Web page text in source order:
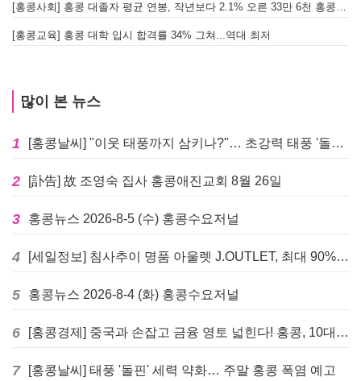
[홍콩사회] 홍콩 대졸자 평균 연봉, 작년보다 2.1% 오른 33만 6천 홍콩달러 기록
[홍콩교육] 홍콩 대학 입시 합격률 34% 그쳐...역대 최저
많이 본 뉴스
1 [홍콩날씨] "이웃 태풍까지 삼키나?"… 초강력 태풍 '돌핀' 세력 재확장
2 [訃告] 故 조영숙 집사 홍콩애진교회 8월 26일
3 홍콩뉴스 2026-8-5 (수) 홍콩수요저널
4 [세일정보] 침사추이 명품 아울렛 J.OUTLET, 최대 90% 빅 세일 진행
5 홍콩뉴스 2026-8-4 (화) 홍콩수요저널
6 [홍콩경제] 중국과 손잡고 금융 영토 넓힌다! 홍콩, 10대 신규 정책 발표
7 [홍콩날씨] 태풍 '돌핀' 세력 약화… 주말 홍콩 폭염 예고